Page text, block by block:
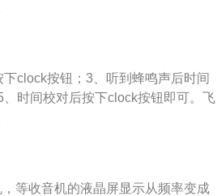
田CRV的无级变速箱。已经运用
CVT无级变速箱的优点。而对于东
级变速箱完全可以承受。
旗下的一款轿车，其车身长宽高为
点缀，一体式琉黑全景天窗，黑色
启设计创造出极佳的视觉延伸美
clock按钮；3、听到蜂鸣声后时间
时间校对后按下clock按钮即可。飞
、1694毫米、1537毫米，轴距为2
气发动机，最大马力为131匹，最
匹配的是无级变速箱。
等收音机的液晶屏显示从频率变成